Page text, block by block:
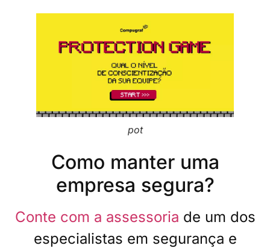
pot
Como manter uma
empresa segura?
Conte com a assessoria de um dos
especialistas em segurança e